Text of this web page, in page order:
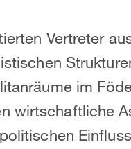
Vertreter
im
wirtschaftliche